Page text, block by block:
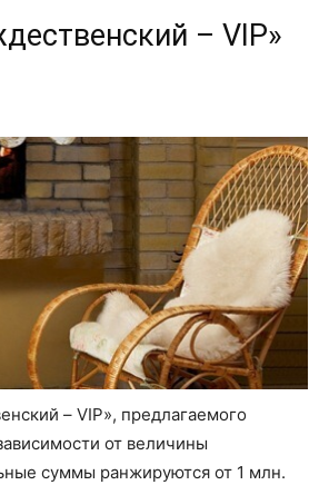
– VIP»
– VIP», предлагаемого
от величины
суммы ранжируются от 1 млн.